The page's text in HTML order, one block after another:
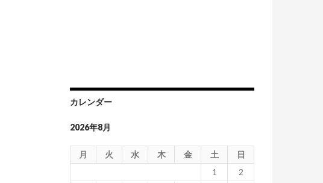
カレンダー
2026年8月
月 火 水 木 金 土
日
1
2